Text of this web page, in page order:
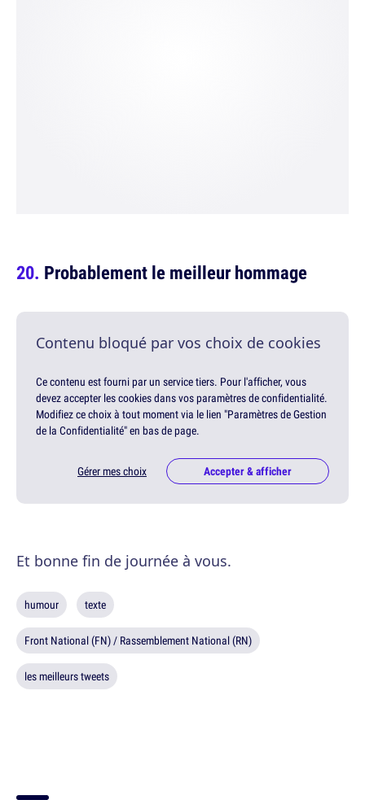
Probablement le meilleur hommage
Contenu bloqué par vos choix de cookies
Ce contenu est fourni par un service tiers. Pour l'afficher, vous
devez accepter les cookies dans vos paramètres de confidentialité.
Modifiez ce choix à tout moment via le lien "Paramètres de Gestion
de la Confidentialité" en bas de page.
Gérer mes choix Accepter & afficher
Et bonne fin de journée à vous.
humour texte
Front National (FN) / Rassemblement National (RN)
les meilleurs tweets